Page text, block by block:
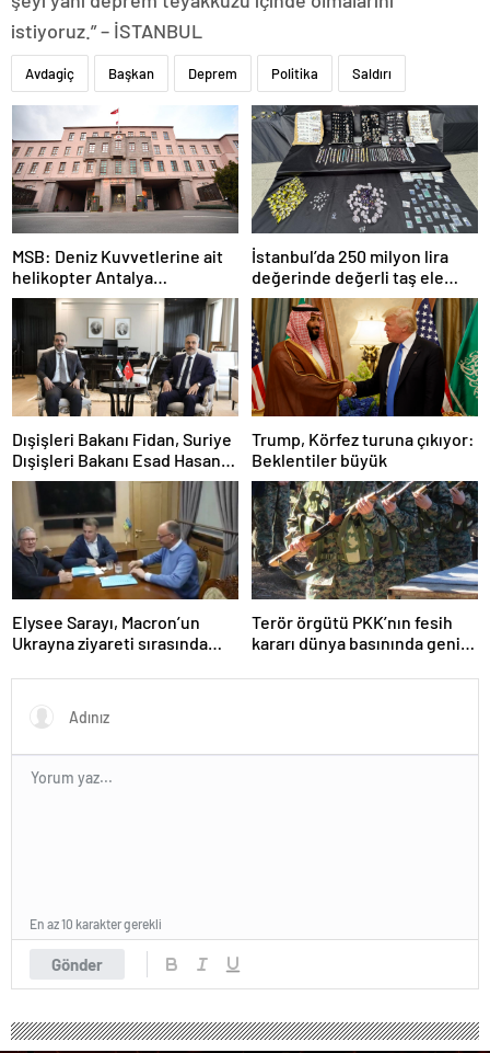
istiyoruz.” – İSTANBUL
Avdagiç Başkan Deprem Politika Saldırı
MSB: Deniz Kuvvetlerine ait
helikopter Antalya
açıklarında acil iniş yaptı
İstanbul’da 250 milyon lira
değerinde değerli taş ele
geçirildi
Dışişleri Bakanı Fidan, Suriye
Dışişleri Bakanı Esad Hasan
Şeybani ile görüştü
Trump, Körfez turuna çıkıyor:
Beklentiler büyük
Elysee Sarayı, Macron’un
Ukrayna ziyareti sırasında
iddiasını yalanladı
Terör örgütü PKK’nın fesih
kararı dünya basınında geniş
Gönder
En az 10 karakter gerekli